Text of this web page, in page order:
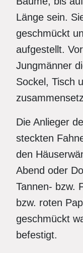
Länge sein.
geschmückt
aufgestellt.
Jungmänner
Sockel, Tisch
Die Anlieger
steckten
den
Abend oder
Tannen- bzw.
bzw. roten
geschmückt
befestigt.